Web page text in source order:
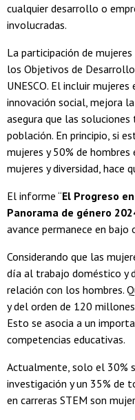
cualquier desarrollo o
involucradas.
La participación de
los Objetivos de
UNESCO. El incluir
innovación social, mejora
asegura que las
población. En principio, si
mujeres y 50% de
mujeres y diversidad, hace
El informe “El Progreso
Panorama de género
avance permanece en bajo
Considerando que las
día al trabajo doméstico y
relación con los hombres.
y del orden de 120
Esto se asocia a un
competencias educativas.
Actualmente, solo el 30%
investigación y un 35% de
en carreras STEM son